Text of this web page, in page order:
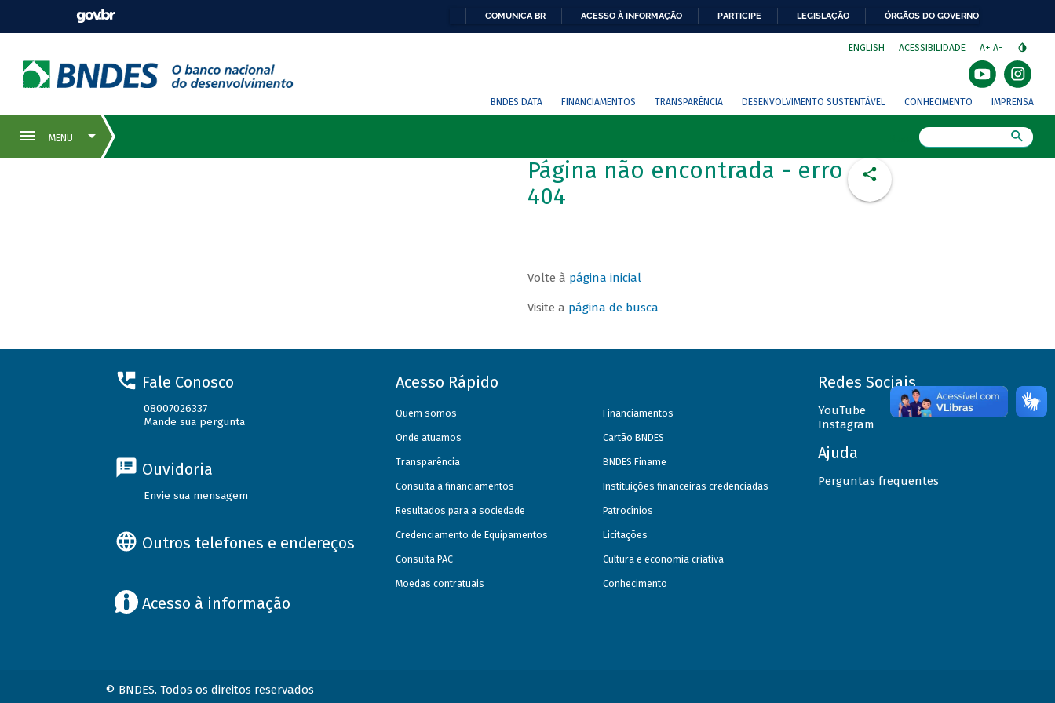
COMUNICA BR ACESSO À INFORMAÇÃO PARTICIPE LEGISLAÇÃO ÓRGÃOS DO GOVERNO
ENGLISH ACESSIBILIDADE A+ A-
BNDES DATA FINANCIAMENTOS TRANSPARÊNCIA DESENVOLVIMENTO SUSTENTÁVEL CONHECIMENTO IMPRENSA
Página não encontrada - erro
404
Volte à página inicial
Visite a página de busca
Fale Conosco
08007026337
Mande sua pergunta
Ouvidoria
Envie sua mensagem
Outros telefones e endereços
Acesso à informação
Acesso Rápido
Quem somos
Onde atuamos
Transparência
Consulta a financiamentos
Resultados para a sociedade
Credenciamento de Equipamentos
Consulta PAC
Moedas contratuais
Financiamentos
Cartão BNDES
BNDES Finame
Instituições financeiras credenciadas
Patrocínios
Licitações
Cultura e economia criativa
Conhecimento
Redes Sociais
YouTube
Instagram
Ajuda
Perguntas frequentes
© BNDES. Todos os direitos reservados